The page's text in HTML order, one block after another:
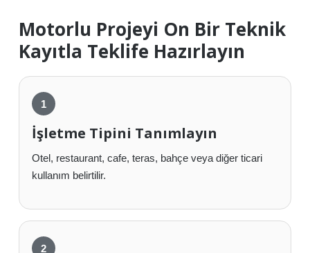
Motorlu Projeyi On Bir Teknik
Kayıtla Teklife Hazırlayın
İşletme Tipini Tanımlayın
Otel, restaurant, cafe, teras, bahçe veya diğer ticari
kullanım belirtilir.